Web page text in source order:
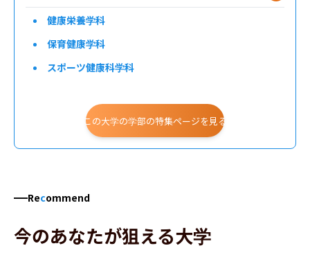
健康栄養学科
保育健康学科
スポーツ健康科学科
健康柔道整復学科
この大学の学部の特集ページを見る
Recommend
今のあなたが狙える大学